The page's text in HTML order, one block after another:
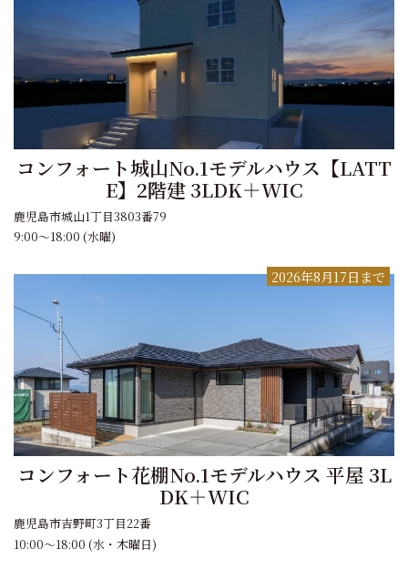
コンフォート城山No.1モデルハウス【LATT
E】2階建 3LDK＋WIC
鹿児島市城山1丁目3803番79
9:00～18:00 (水曜)
2026年8月17日まで
コンフォート花棚No.1モデルハウス 平屋 3L
DK＋WIC
鹿児島市吉野町3丁目22番
10:00～18:00 (水・木曜日)